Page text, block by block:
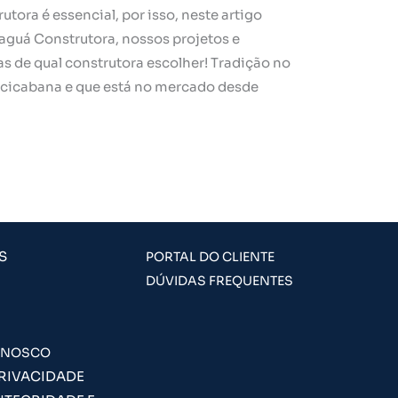
é essencial, por isso, neste artigo
Construtora, nossos projetos e
de qual construtora escolher! Tradição no
e que está no mercado desde
PORTAL DO CLIENTE
DÚVIDAS FREQUENTES